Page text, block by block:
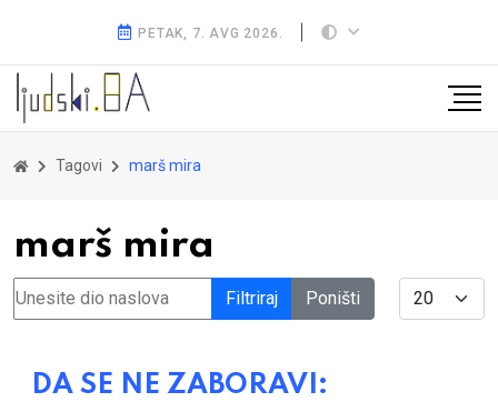
PETAK, 7. AVG 2026.
Tagovi marš mira
marš mira
Unesite dio naslova Filtriraj Poništi Display #
DA SE NE ZABORAVI: